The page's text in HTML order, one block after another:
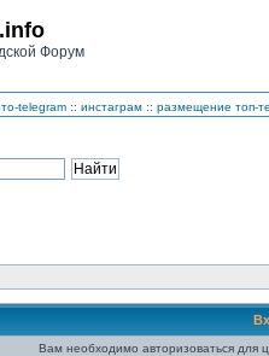
Форум
telegram :: инстаграм :: размещение топ-
Вам необходимо авторизоваться для